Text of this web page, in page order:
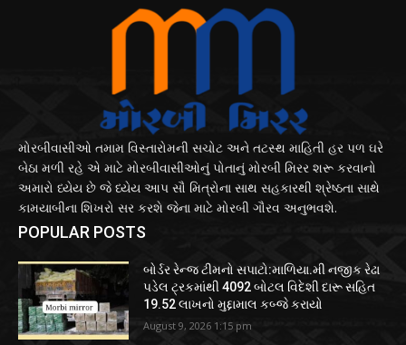
મોરબીવાસીઓ તમામ વિસ્તારોમની સચોટ અને તટસ્થ માહિતી હર પળ ઘરે
બેઠા મળી રહે એ માટે મોરબીવાસીઓનું પોતાનું મોરબી મિરર શરૂ કરવાનો
અમારો ધ્યેય છે જે ધ્યેય આપ સૌ મિત્રોના સાથ સહકારથી શ્રેષ્ઠતા સાથે
કામયાબીના શિખરો સર કરશે જેના માટે મોરબી ગૌરવ અનુભવશે.
POPULAR POSTS
બોર્ડર રેન્જ ટીમનો સપાટો:માળિયા.મી નજીક રેઢા
પડેલ ટ્રકમાંથી 4092 બોટલ વિદેશી દારૂ સહિત
19.52 લાખનો મુદ્દામાલ કબ્જે કરાયો
August 9, 2026 1:15 pm